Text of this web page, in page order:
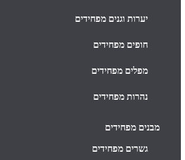
יערות וגנים מפחידים
חופים מפחידים
מפלים מפחידים
נהרות מפחידים
מבנים מפחידים
גשרים מפחידים